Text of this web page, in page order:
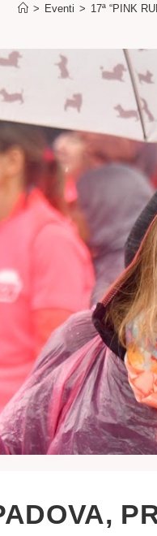
> Eventi > 17ª “PINK